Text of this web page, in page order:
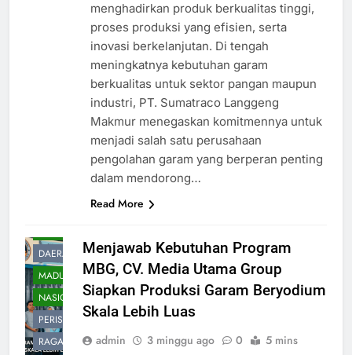
menghadirkan produk berkualitas tinggi,
proses produksi yang efisien, serta
inovasi berkelanjutan. Di tengah
meningkatnya kebutuhan garam
berkualitas untuk sektor pangan maupun
industri, PT. Sumatraco Langgeng
Makmur menegaskan komitmennya untuk
menjadi salah satu perusahaan
pengolahan garam yang berperan penting
dalam mendorong…
Read More
DAERAH
MADURA
NASIOAL
PERISTIWA
RAGAM
Menjawab Kebutuhan Program
MBG, CV. Media Utama Group
Siapkan Produksi Garam Beryodium
Skala Lebih Luas
admin 3 minggu ago 0 5 mins